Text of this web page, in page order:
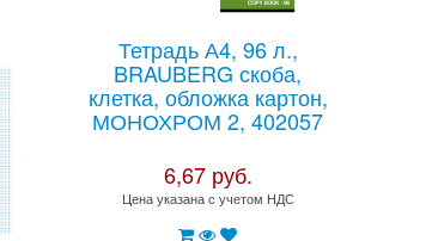
Тетрадь А4, 96 л.,
BRAUBERG скоба,
клетка, обложка картон,
МОНОХРОМ 2, 402057
6,67 руб.
Цена указана с учетом НДС